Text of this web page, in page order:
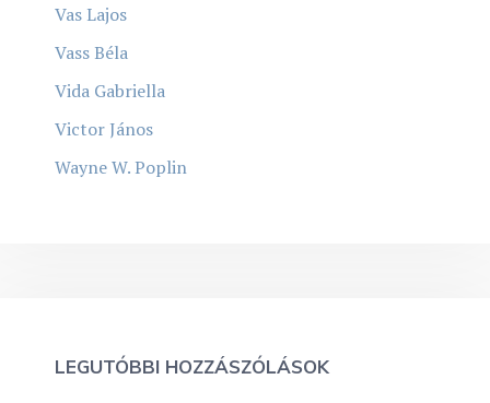
Vas Lajos
Vass Béla
Vida Gabriella
Victor János
Wayne W. Poplin
LEGUTÓBBI HOZZÁSZÓLÁSOK